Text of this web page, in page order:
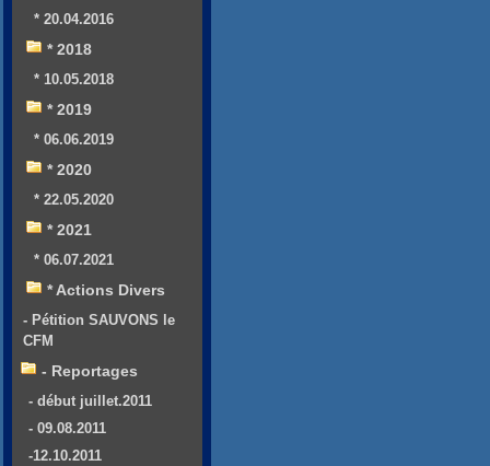
* 20.04.2016
* 2018
* 10.05.2018
* 2019
* 06.06.2019
* 2020
* 22.05.2020
* 2021
* 06.07.2021
* Actions Divers
- Pétition SAUVONS le
CFM
- Reportages
- début juillet.2011
- 09.08.2011
-12.10.2011